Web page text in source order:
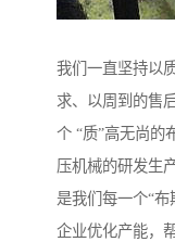
我们一直坚持以
求、以周到的售
个 “质”高无尚的
压机械的研发生
是我们每一个“
企业优化产能，